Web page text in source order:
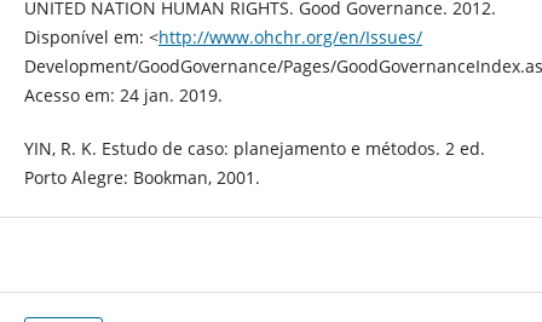
UNITED NATION HUMAN RIGHTS. Good Governance. 2012.
Disponível em: <http://www.ohchr.org/en/Issues/
Development/GoodGovernance/Pages/
Acesso em: 24 jan. 2019.
YIN, R. K. Estudo de caso: planejamento e métodos. 2 ed.
Porto Alegre: Bookman, 2001.